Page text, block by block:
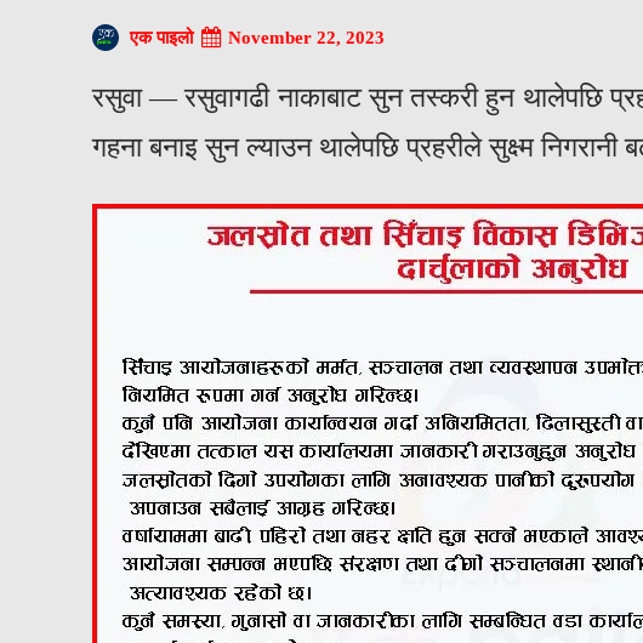
एक पाइलो November 22, 2023
रसुवा — रसुवागढी नाकाबाट सुन तस्करी हुन थालेपछि
गहना बनाइ सुन ल्याउन थालेपछि प्रहरीले सुक्ष्म निगरानी